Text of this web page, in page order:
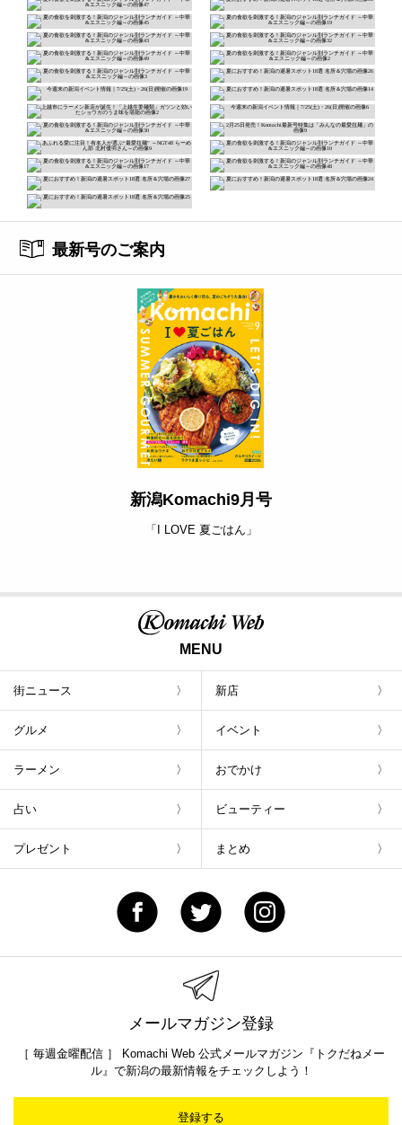
最新号のご案内
新潟Komachi9月号
「I LOVE 夏ごはん」
MENU
街ニュース 新店
グルメ イベント
ラーメン おでかけ
占い ビューティー
プレゼント まとめ
メールマガジン登録
［ 毎週金曜配信 ］ Komachi Web 公式メールマガジン『トクだねメー
ル』で新潟の最新情報をチェックしよう！
登録する